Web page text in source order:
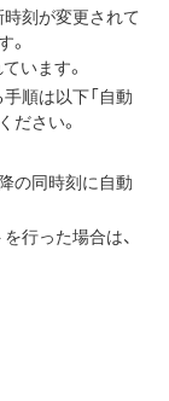
刻が変更されて
。
います。
順は以下「自動
ださい。
の同時刻に自動
行った場合は、